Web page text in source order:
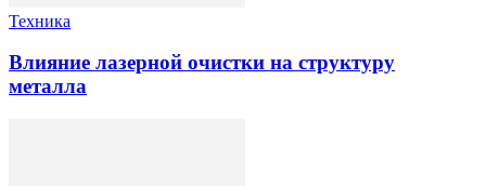
Техника
Влияние лазерной очистки на структуру
металла